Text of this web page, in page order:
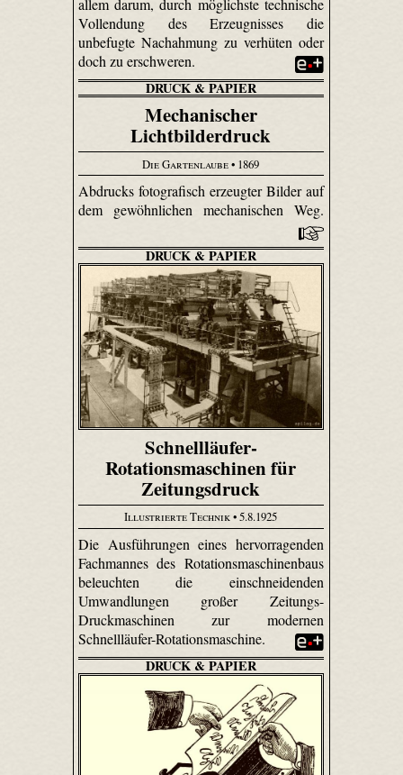
allem darum, durch möglichste technische
Vollendung des Erzeugnisses die
unbefugte Nachahmung zu verhüten oder
doch zu erschweren.
DRUCK & PAPIER
Mechanischer
Lichtbilderdruck
Die Gartenlaube• 1869
Abdrucks fotografisch erzeugter Bilder auf
dem gewöhnlichen mechanischen Weg.
DRUCK & PAPIER
Schnellläufer-
Rotationsmaschinen für
Zeitungsdruck
Illustrierte Technik• 5.8.1925
Die Ausführungen eines hervorragenden
Fachmannes des Rotationsmaschinenbaus
beleuchten die einschneidenden
Umwandlungen großer Zeitungs-
Druckmaschinen zur modernen
Schnellläufer-Rotationsmaschine.
DRUCK & PAPIER